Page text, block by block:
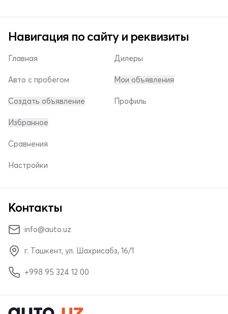
Навигация по сайту и реквизиты
Главная
Авто с пробегом
Создать объявление
Дилеры
Мои объявления
Профиль
Избранное
Сравнения
Настройки
Контакты
info@auto.uz
г. Ташкент, ул. Шахрисабз, 16/1
+998 95 324 12 00